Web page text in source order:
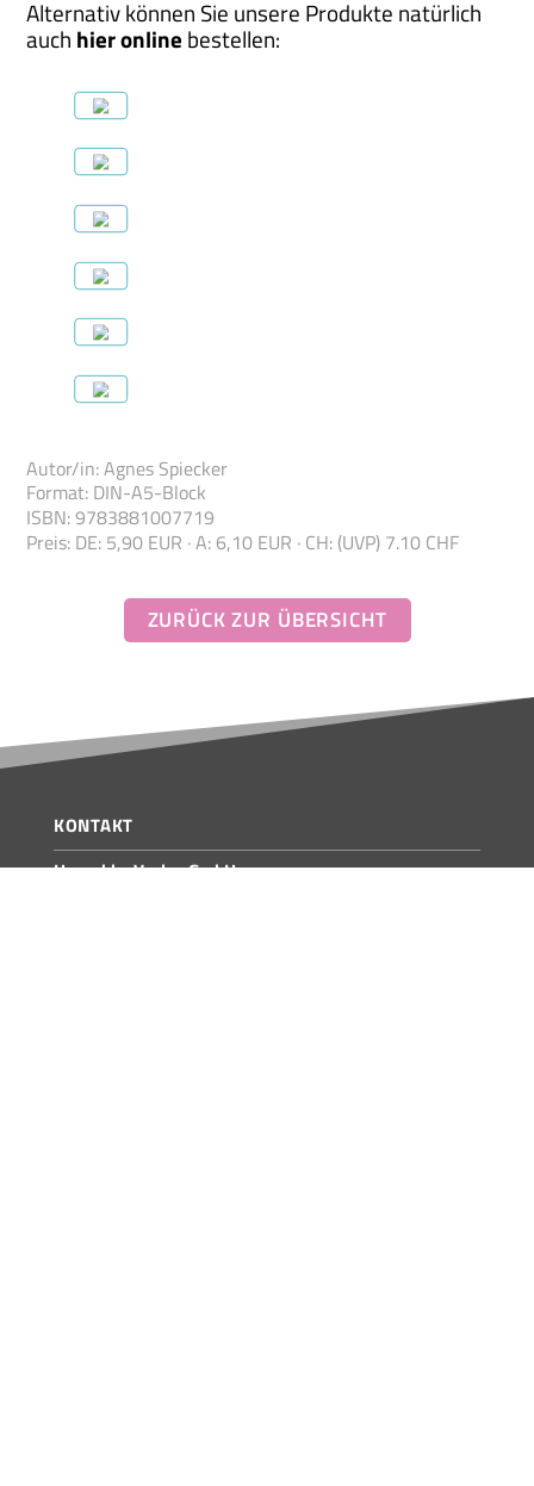
Alternativ können Sie unsere Produkte natürlich
auch hier online bestellen:
Autor/in:Agnes Spiecker
Format: DIN-A5-Block
ISBN:9783881007719
Preis: DE: 5,90 EUR · A: 6,10 EUR · CH: (UVP) 7.10 CHF
KONTAKT
Hauschka Verlag GmbH